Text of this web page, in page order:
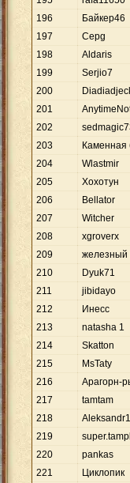
196
Байкер46
197
Серg
198
Aldaris
199
Serjio7
200
201
202
203
Каменная
204
Wlastmir
205
Хохотун
206
Bellator
207
Witcher
208
xgroverx
209
железный
210
Dyuk71
211
jibidayo
212
Инесс
213
natasha 1
214
Skatton
215
MsTaty
216
Арагорн-
217
tamtam
218
219
220
pankas
221
Циклопик